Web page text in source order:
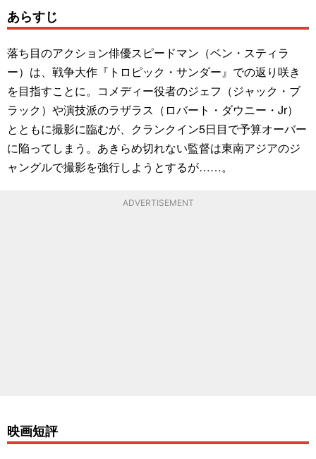
あらすじ
落ち目のアクション俳優スピードマン（ベン・スティラ
ー）は、戦争大作『トロピック・サンダー』での返り咲き
を目指すことに。コメディー役者のジェフ（ジャック・ブ
ラック）や演技派のラザラス（ロバート・ダウニー・Jr）
とともに撮影に臨むが、クランクイン5日目で予算オーバー
に陥ってしまう。あきらめ切れない監督は東南アジアのジ
ャングルで撮影を強行しようとするが……。
ADVERTISEMENT
映画短評